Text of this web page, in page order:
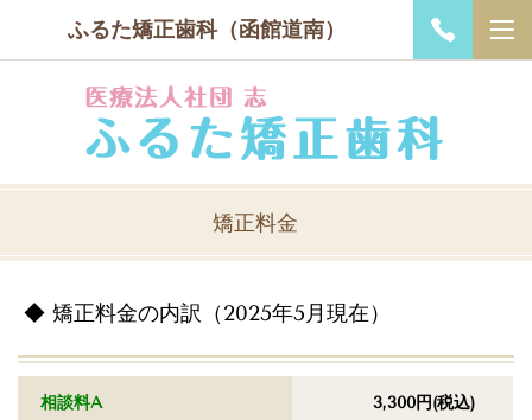
ふるた矯正歯科（函館道南）
矯正料金
◆ 矯正料金の内訳 （2025年5月現在）
相談料A 3,300円(税込)